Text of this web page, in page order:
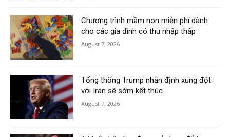
Chương trình mầm non miễn phí dành
cho các gia đình có thu nhập thấp
August 7, 2026
Tổng thống Trump nhận định xung đột
với Iran sẽ sớm kết thúc
August 7, 2026